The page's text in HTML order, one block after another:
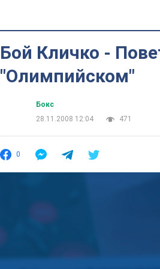
Бой Кличко -
"Олимпийском"
Бокс
28.11.2008 12:04
471
0